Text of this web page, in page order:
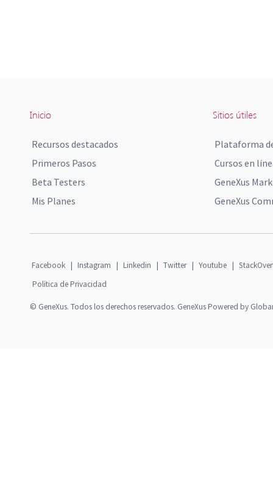
Inicio
Recursos destacados
Primeros Pasos
Beta Testers
Mis Planes
Sitios útiles
Plataforma
Cursos en
GeneXus
GeneXus
Facebook | Instagram | Linkedin | Twitter | Youtube |
Política de Privacidad
© GeneXus. Todos los derechos reservados. GeneXus Powered by